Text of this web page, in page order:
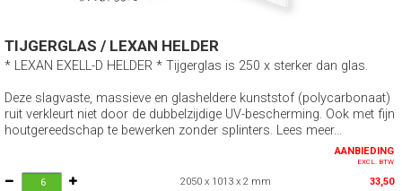
TIJGERGLAS / LEXAN HELDER
* LEXAN EXELL-D HELDER * Tijgerglas is 250 x sterker dan glas.
Deze slagvaste, massieve en glasheldere kunststof (polycarbonaat)
ruit verkleurt niet door de dubbelzijdige UV-bescherming. Ook met fijn
houtgereedschap te bewerken zonder splinters. Lees meer...
AANBIEDING
EXCL. BTW
2050 x 1013 x 2 mm 33,50